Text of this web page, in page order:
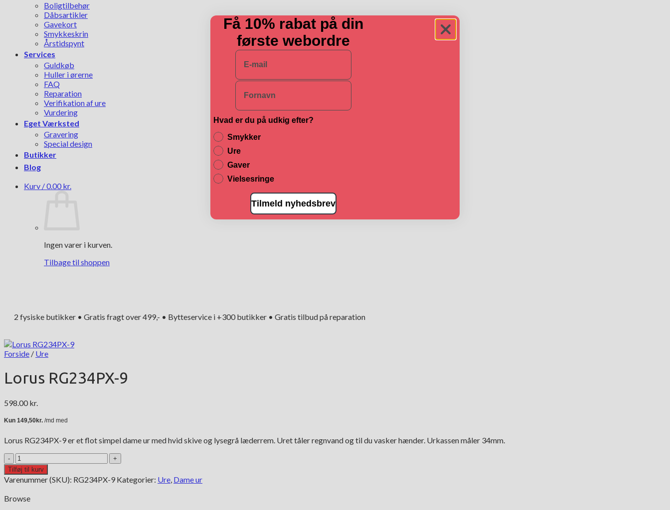
Boligtilbehør
Dåbsartikler
Gavekort
Smykkeskrin
Årstidspynt
Services
Guldkøb
Huller i ørerne
FAQ
Reparation
Verifikation af ure
Vurdering
Eget Værksted
Gravering
Special design
Butikker
Blog
Kurv /0.00 kr.
Ingen varer i kurven.
Tilbage til shoppen
2 fysiske butikker • Gratis fragt over 499,- • Bytteservice i +300 butikker • Gratis tilbud på reparation
Forside / Ure
Lorus RG234PX-9
598.00 kr.
Lorus RG234PX-9 er et flot simpel dame ur med hvid skive og lysegrå læderrem. Uret tåler regnvand og til du vasker hænder. Urkassen måler 34mm.
Lorus
RG234PX-
9
antal
Tilføj til kurv
Varenummer (SKU): RG234PX-9 Kategorier: Ure, Dame ur
Browse
Få 10% rabat på din
første webordre
E-mail
Navn
Hvad er du på udkig efter?
Smykker
Ure
Gaver
Vielsesringe
Tilmeld nyhedsbrev